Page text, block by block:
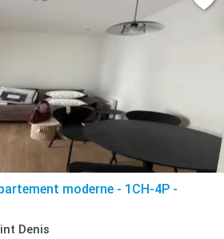
moderne - 1CH-4P -
Denis